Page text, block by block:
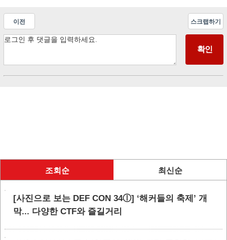
이전 스크랩하기
조회순 최신순
[사진으로 보는 DEF CON 34ⓛ] ‘해커들의 축제’ 개
막... 다양한 CTF와 즐길거리